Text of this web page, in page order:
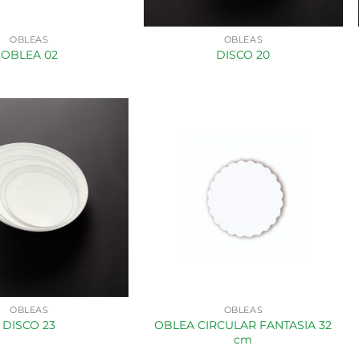
OBLEAS
OBLEA 02
OBLEAS
DISCO 20
OBLEAS
DISCO 23
OBLEAS
OBLEA CIRCULAR FANTASIA 32
cm